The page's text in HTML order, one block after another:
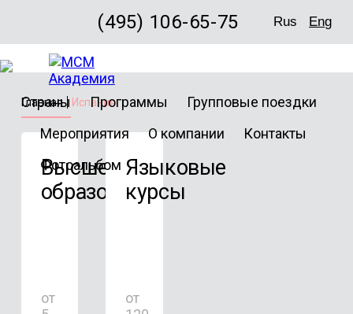
(495) 106-65-75 Rus Eng
Страны Программы
Групповые поездки
Мероприятия
О компании
Контакты
Фотоальбом
Главная Испания
Высшее
образование
от
Языковые
курсы
от